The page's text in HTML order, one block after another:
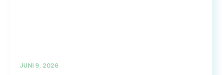
JUNI 9, 2026